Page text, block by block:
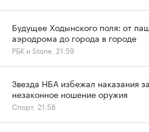
Будущее Ходынского поля: от
аэродрома до города в городе
РБК и Stone, 21:59
Звезда НБА избежал наказания за
незаконное ношение оружия
Спорт, 21:58